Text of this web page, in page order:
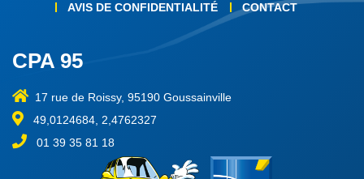
AVIS DE CONFIDENTIALITÉ
CONTACT
CPA 95
17 rue de Roissy, 95190 Goussainville
49,0124684, 2,4762327
01 39 35 81 18